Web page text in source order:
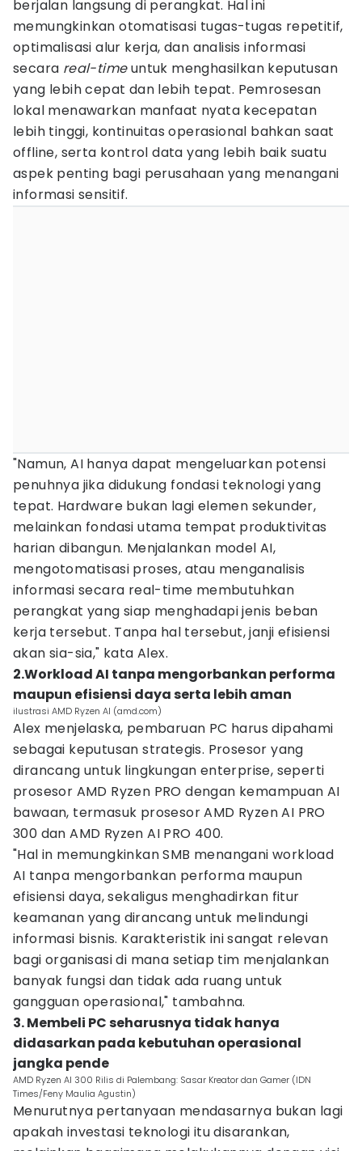
berjalan langsung di perangkat. Hal ini
memungkinkan otomatisasi tugas-tugas repetitif,
optimalisasi alur kerja, dan analisis informasi
secara real-timeuntuk menghasilkan keputusan
yang lebih cepat dan lebih tepat. Pemrosesan
lokal menawarkan manfaat nyata kecepatan
lebih tinggi, kontinuitas operasional bahkan saat
offline, serta kontrol data yang lebih baik suatu
aspek penting bagi perusahaan yang menangani
informasi sensitif.
"Namun, AI hanya dapat mengeluarkan potensi
penuhnya jika didukung fondasi teknologi yang
tepat. Hardware bukan lagi elemen sekunder,
melainkan fondasi utama tempat produktivitas
harian dibangun. Menjalankan model AI,
mengotomatisasi proses, atau menganalisis
informasi secara real-time membutuhkan
perangkat yang siap menghadapi jenis beban
kerja tersebut. Tanpa hal tersebut, janji efisiensi
akan sia-sia," kata Alex.
2.Workload AI tanpa mengorbankan performa
maupun efisiensi daya serta lebih aman
ilustrasi AMD Ryzen AI (amd.com)
Alex menjelaska, pembaruan PC harus dipahami
sebagai keputusan strategis. Prosesor yang
dirancang untuk lingkungan enterprise, seperti
prosesor AMD Ryzen PRO dengan kemampuan AI
bawaan, termasuk prosesor AMD Ryzen AI PRO
300 dan AMD Ryzen AI PRO 400.
"Hal in memungkinkan SMB menangani workload
AI tanpa mengorbankan performa maupun
efisiensi daya, sekaligus menghadirkan fitur
keamanan yang dirancang untuk melindungi
informasi bisnis. Karakteristik ini sangat relevan
bagi organisasi di mana setiap tim menjalankan
banyak fungsi dan tidak ada ruang untuk
gangguan operasional," tambahna.
3. Membeli PC seharusnya tidak hanya
didasarkan pada kebutuhan operasional
jangka pende
AMD Ryzen AI 300 Rilis di Palembang: Sasar Kreator dan Gamer (IDN
Times/Feny Maulia Agustin)
Menurutnya pertanyaan mendasarnya bukan lagi
apakah investasi teknologi itu disarankan,